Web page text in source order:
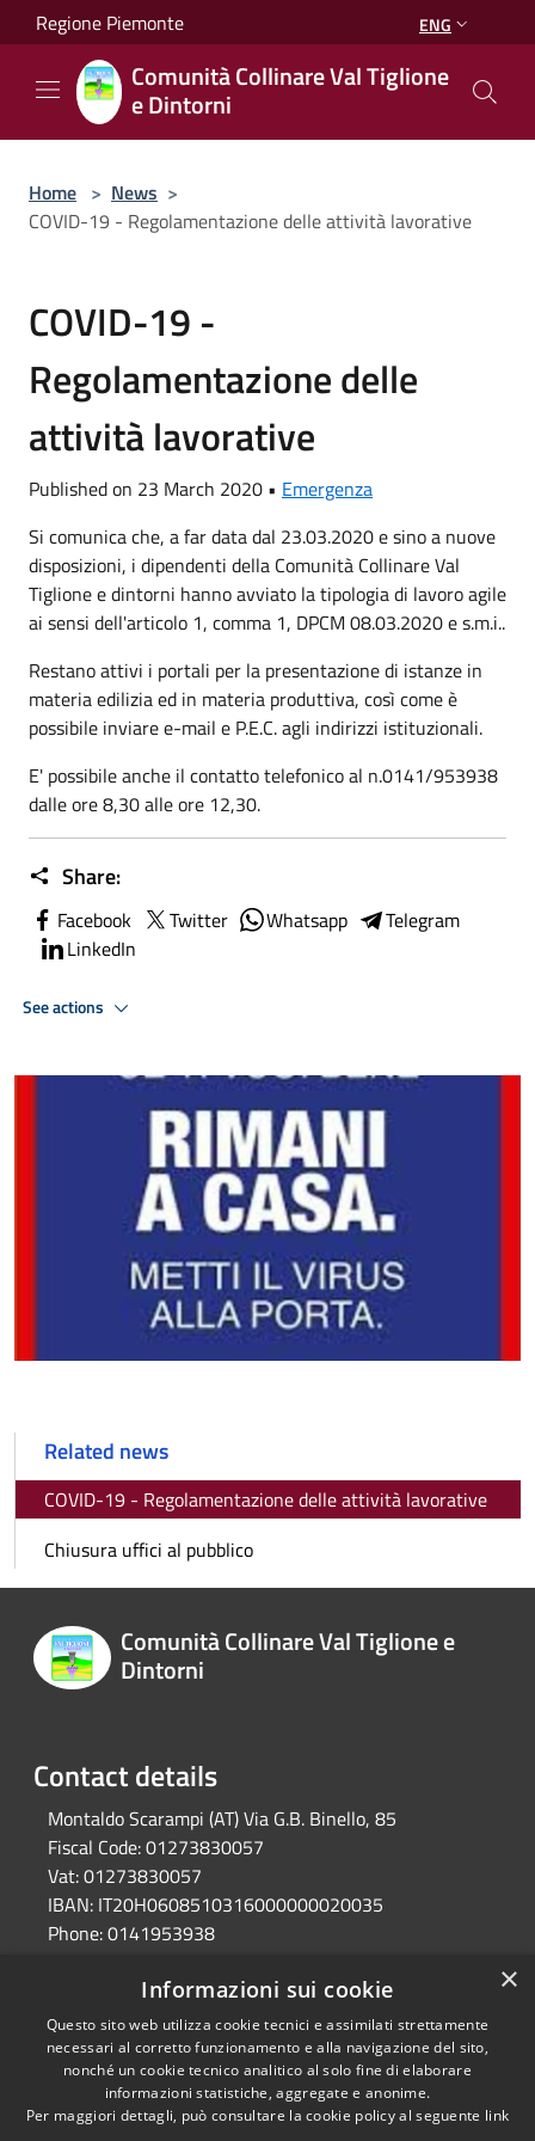
Salta al contenuto principale
Regione Piemonte ENG
Comunità Collinare Val Tiglione
e Dintorni
Home > News >
COVID-19 - Regolamentazione delle attività lavorative
COVID-19 -
Regolamentazione delle
attività lavorative
Published on 23 March 2020 • Emergenza
Si comunica che, a far data dal 23.03.2020 e sino a nuove
disposizioni, i dipendenti della Comunità Collinare Val
Tiglione e dintorni hanno avviato la tipologia di lavoro agile
ai sensi dell'articolo 1, comma 1, DPCM 08.03.2020 e s.m.i..
Restano attivi i portali per la presentazione di istanze in
materia edilizia ed in materia produttiva, così come è
possibile inviare e-mail e P.E.C. agli indirizzi istituzionali.
E' possibile anche il contatto telefonico al n.0141/953938
dalle ore 8,30 alle ore 12,30.
Share:
Facebook Twitter Whatsapp
Telegram
LinkedIn
See actions
Related news
COVID-19 - Regolamentazione delle attività lavorative
Chiusura uffici al pubblico
Comunità Collinare Val Tiglione e
Dintorni
Contact details
Montaldo Scarampi (AT) Via G.B. Binello, 85
Fiscal Code:01273830057
Vat:01273830057
IBAN: IT20H0608510316000000020035
Phone:0141953938
RSS
Accessibility
Privacy
Cookie
Ente convenzionato
Astigov
Progetto|Convenzione|
×
Informazioni sui cookie
Questo sito web utilizza cookie tecnici e assimilati strettamente
necessari al corretto funzionamento e alla navigazione del sito,
nonché un cookie tecnico analitico al solo fine di elaborare
informazioni statistiche, aggregate e anonime.
Per maggiori dettagli, può consultare la cookie policy al seguente link